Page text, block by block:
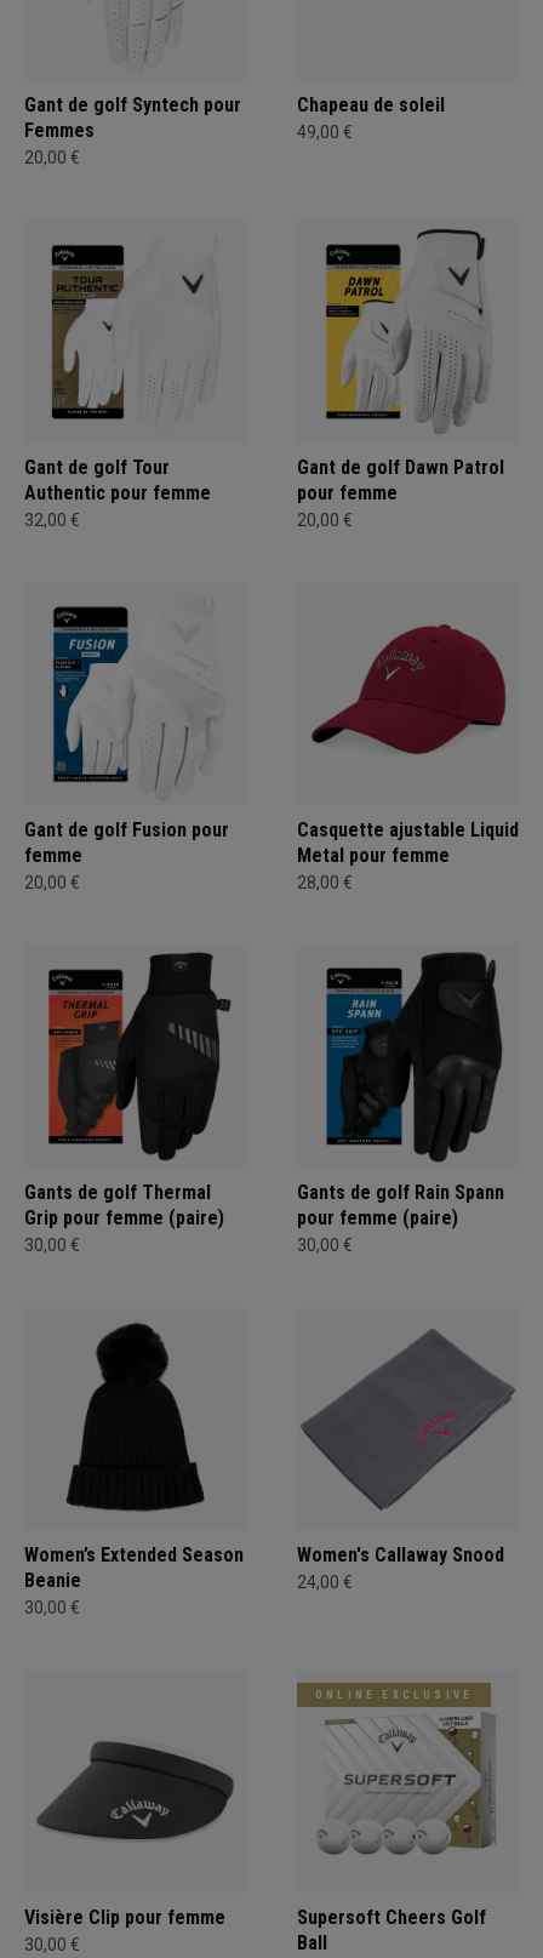
Gant de golf Syntech pour
Femmes
20,00 €
Chapeau de soleil
49,00 €
Gant de golf Tour
Authentic pour femme
32,00 €
Gant de golf Dawn Patrol
pour femme
20,00 €
Gant de golf Fusion pour
femme
20,00 €
Casquette ajustable Liquid
Metal pour femme
28,00 €
Gants de golf Thermal
Grip pour femme (paire)
30,00 €
Gants de golf Rain Spann
pour femme (paire)
30,00 €
Women’s Extended Season
Beanie
30,00 €
Women's Callaway Snood
24,00 €
Visière Clip pour femme
30,00 €
ONLINE EXCLUSIVE
Supersoft Cheers Golf
Ball